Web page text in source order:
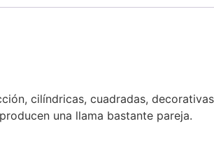
cilíndricas, cuadradas,
una llama bastante pareja.